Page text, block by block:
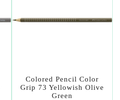
Colored Pencil Color
Grip 73 Yellowish Olive
Green